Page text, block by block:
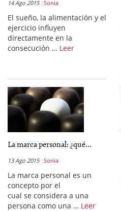
14 Ago 2015 Sonia
El sueño, la alimentación y el
ejercicio influyen
directamente en la
consecución … Leer
La marca personal: ¿qué...
13 Ago 2015 Sonia
La marca personal es un
concepto por el
cual se considera a una
persona como una … Leer